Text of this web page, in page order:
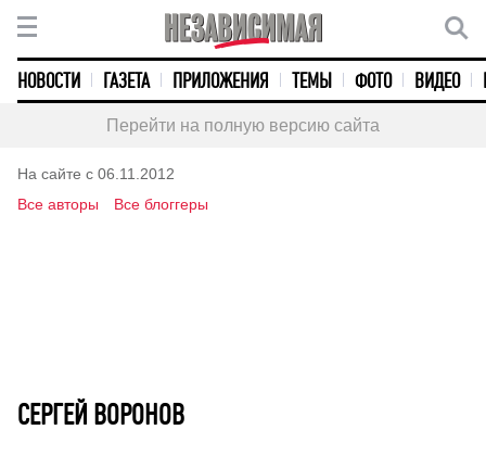
НОВОСТИ ГАЗЕТА ПРИЛОЖЕНИЯ ТЕМЫ ФОТО ВИДЕО
Перейти на полную версию сайта
На сайте с 06.11.2012
Все авторы
Все блоггеры
СЕРГЕЙ ВОРОНОВ